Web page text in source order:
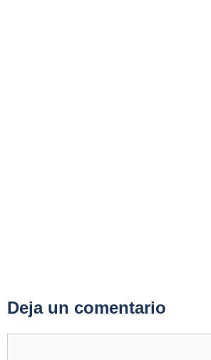
Deja un comentario